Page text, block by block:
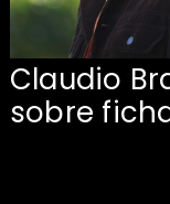
Claudio
sobre